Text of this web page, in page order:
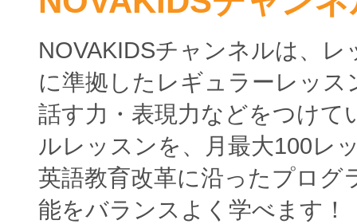
NOVAKIDSチャンネルは、
に準拠したレギュラーレッス
話す力・表現力などをつけて
ルレッスンを、月最大100レ
英語教育改革に沿ったプログ
能をバランスよく学べます！